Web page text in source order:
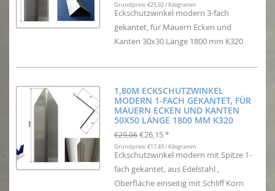
Grundpreis: €25,92 / Kilogramm
Eckschutzwinkel modern 3-fach
gekantet, für Mauern Ecken und
Kanten 30x30 Länge 1800 mm K320
1,80M ECKSCHUTZWINKEL
MODERN 1-FACH GEKANTET, FÜR
MAUERN ECKEN UND KANTEN
50X50 LÄNGE 1800 MM K320
€29,06 €26,15 *
Grundpreis: €17,49 / Kilogramm
Eckschutzwinkel modern mit Spitze 1-
fach gekantet, aus Edelstahl ,
Oberfläche einseitig mit Schliff Korn